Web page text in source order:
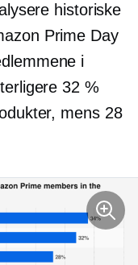
historiske
Prime Day
i
32 %
mens 28